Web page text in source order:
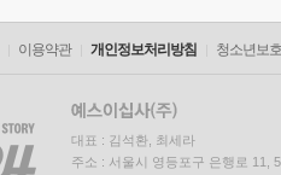
이용약관 개인정보처리방침 청소년보
대표 : 김석환, 최세라
주소 : 서울시 영등포구 은행로 11,